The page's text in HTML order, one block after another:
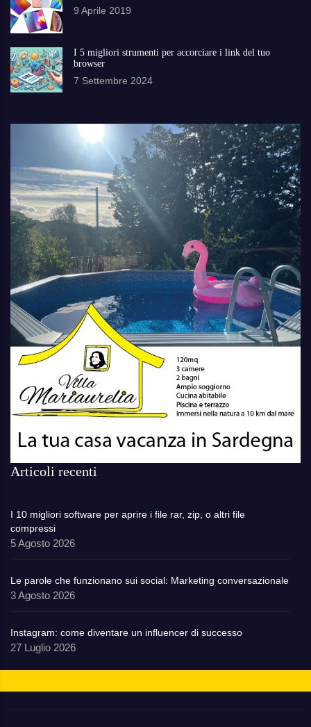
9 Aprile 2019
I 5 migliori strumenti per accorciare i link del tuo
browser
7 Settembre 2024
Articoli recenti
I 10 migliori software per aprire i file rar, zip, o altri file
compressi
5 Agosto 2026
Le parole che funzionano sui social: Marketing conversazionale
3 Agosto 2026
Instagram: come diventare un influencer di successo
27 Luglio 2026